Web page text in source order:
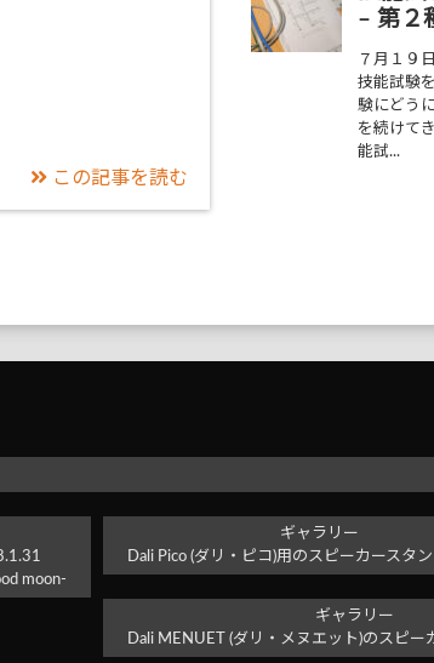
この記事を読む
moon-
ギャラリー
Dali Pico (ダリ・ピコ)用のスピーカースタ
ギャラリー
Dali MENUET (ダリ・メヌエット)のスピー